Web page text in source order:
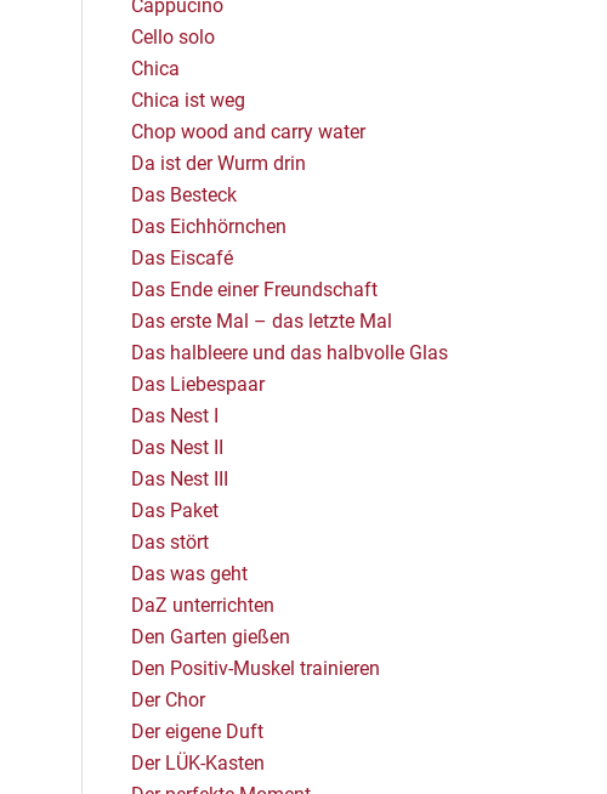
Cappucino
Cello solo
Chica
Chica ist weg
Chop wood and carry water
Da ist der Wurm drin
Das Besteck
Das Eichhörnchen
Das Eiscafé
Das Ende einer Freundschaft
Das erste Mal – das letzte Mal
Das halbleere und das halbvolle Glas
Das Liebespaar
Das Nest I
Das Nest II
Das Nest III
Das Paket
Das stört
Das was geht
DaZ unterrichten
Den Garten gießen
Den Positiv-Muskel trainieren
Der Chor
Der eigene Duft
Der LÜK-Kasten